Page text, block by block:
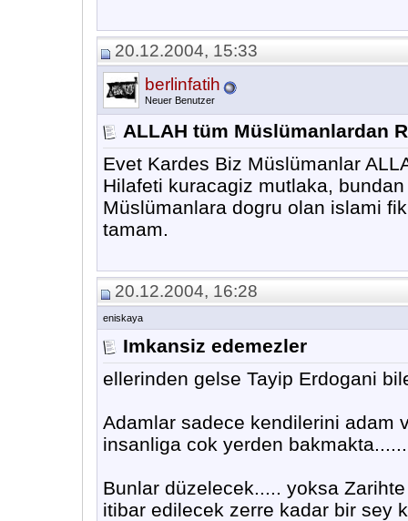
20.12.2004, 15:33
berlinfatih
Neuer Benutzer
ALLAH tüm Müslümanlardan
Evet Kardes Biz Müslümanlar
Hilafeti kuracagiz mutlaka,
Müslümanlara dogru olan islami
tamam.
20.12.2004, 16:28
eniskaya
Imkansiz edemezler
ellerinden gelse Tayip Erdogani
Adamlar sadece kendilerini adam
insanliga cok yerden
Bunlar düzelecek..... yoksa
itibar edilecek zerre kadar bir sey